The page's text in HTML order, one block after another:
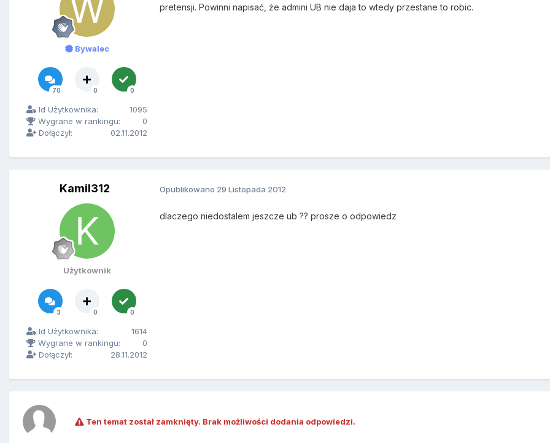
Bywalec
70 0 0
Id Użytkownika:
1095
Wygrane w rankingu:
0
Dołączył:
02.11.2012
pretensji. Powinni napisać, że admini UB nie daja to wtedy przestane to robic.
Kamil312
Użytkownik
3 0 0
Id Użytkownika:
1614
Wygrane w rankingu:
0
Dołączył:
28.11.2012
Opublikowano 29 Listopada 2012
dlaczego niedostalem jeszcze ub ?? prosze o odpowiedz
Ten temat został zamknięty. Brak możliwości dodania odpowiedzi.